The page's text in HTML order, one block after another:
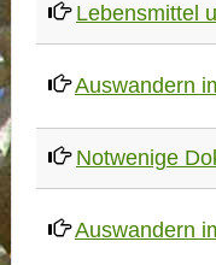
Lebensmittel
Auswandern
Notwenige
Auswandern